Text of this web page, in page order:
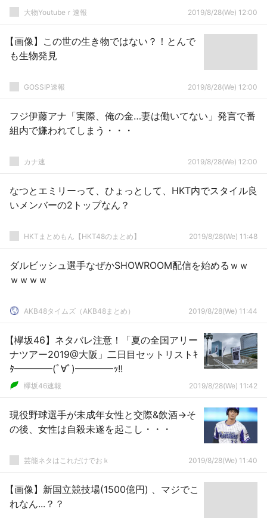
大物Youtubeｒ速報 2019/8/28(We) 12:00
【画像】この世の生き物ではない？！とんで
も生物発見
GOSSIP速報 2019/8/28(We) 12:00
フジ伊藤アナ「実際、俺の金…妻は働いてない」発言で番
組内で嫌われてしまう・・・
カナ速 2019/8/28(We) 12:00
なつとエミリーって、ひょっとして、HKT内でスタイル良
いメンバーの2トップなん？
HKTまとめもん【HKT48のまとめ】 2019/8/28(We) 11:48
ダルビッシュ選手なぜかSHOWROOM配信を始めるｗｗ
ｗｗｗｗ
AKB48タイムズ（AKB48まとめ） 2019/8/28(We) 11:44
【欅坂46】ネタバレ注意！「夏の全国アリー
ナツアー2019@大阪」二日目セットリストｷ
ﾀ━━━━(ﾟ∀ﾟ)━━━━ｯ!!
欅坂46速報 2019/8/28(We) 11:42
現役野球選手が未成年女性と交際&飲酒→そ
の後、女性は自殺未遂を起こし・・・
芸能ネタはこれだけでおｋ 2019/8/28(We) 11:40
【画像】新国立競技場(1500億円) 、マジでこ
れなん...？？